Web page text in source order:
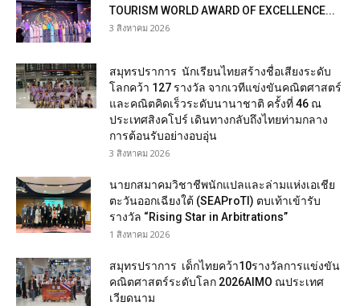
TOURISM WORLD AWARD OF EXCELLENCE...
3 สิงหาคม 2026
สมุทรปราการ นักเรียนไทยสร้างชื่อเสียงระดับ
โลกคว้า 127 รางวัล จากเวทีแข่งขันคณิตศาสตร์
และคณิตคิดเร็วระดับนานาชาติ ครั้งที่ 46 ณ
ประเทศสิงคโปร์ เดินทางกลับถึงไทยท่ามกลาง
การต้อนรับอย่างอบอุ่น
3 สิงหาคม 2026
นายกสมาคมวิชาชีพนักแปลและล่ามแห่งเอเชีย
ตะวันออกเฉียงใต้ (SEAProTI) ตบเท้าเข้ารับ
รางวัล “Rising Star in Arbitrations”
1 สิงหาคม 2026
สมุทรปราการ เด็กไทยคว้า10รางวัลการแข่งขัน
คณิตศาสตร์ระดับโลก 2026AIMO ณประเทศ
เวียดนาม